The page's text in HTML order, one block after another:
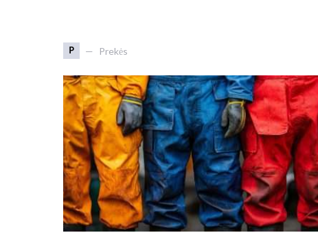
P Prekės